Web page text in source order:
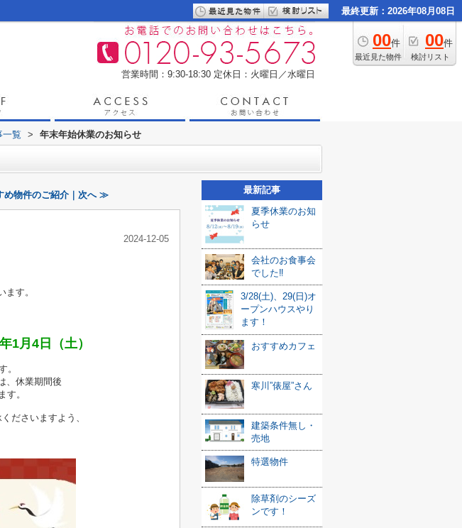
最終更新：2026年08月08日
00件
最近見た物件
00件
検討リスト
営業時間：9:30-18:30 定休日：火曜日／水曜日
一覧 > 年末年始休業のお知らせ
め物件のご紹介｜次へ ≫
2024-12-05
す。
1月4日（土）
。
、休業期間後
。
ださいますよう、
最新記事
夏季休業のお知
らせ
会社のお食事会
でした‼
3/28(土)、29(日)オ
ープンハウスやり
ます！
おすすめカフェ
寒川”俵屋”さん
建築条件無し・
売地
特選物件
除草剤のシーズ
ンです！